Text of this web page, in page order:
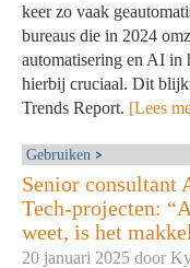
keer zo vaak
bureaus die in 2024
automatisering en AI in
hierbij cruciaal. Dit
Trends Report. [Lees
Gebruiken
Senior consultant
Tech-projecten:
weet, is het
20 januari 2025 door